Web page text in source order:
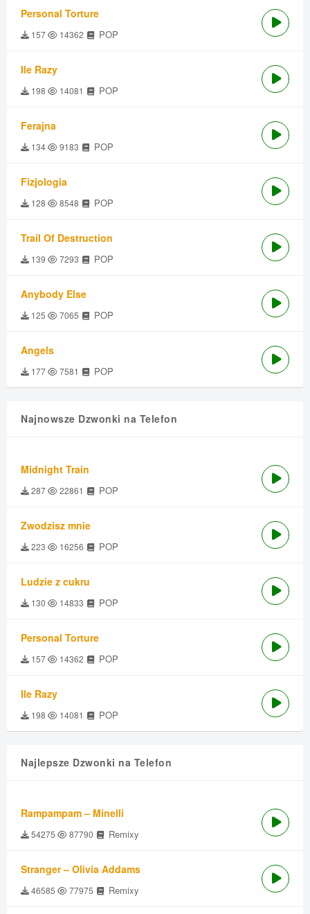
Personal Torture
157 14362 POP
Ile Razy
198 14081 POP
Ferajna
134 9183 POP
Fizjologia
128 8548 POP
Trail Of Destruction
139 7293 POP
Anybody Else
125 7065 POP
Angels
177 7581 POP
Najnowsze Dzwonki na Telefon
Midnight Train
287 22861 POP
Zwodzisz mnie
223 16256 POP
Ludzie z cukru
130 14833 POP
Personal Torture
157 14362 POP
Ile Razy
198 14081 POP
Najlepsze Dzwonki na Telefon
Rampampam – Minelli
54275 87790 Remixy
Stranger – Olivia Addams
46585 77975 Remixy